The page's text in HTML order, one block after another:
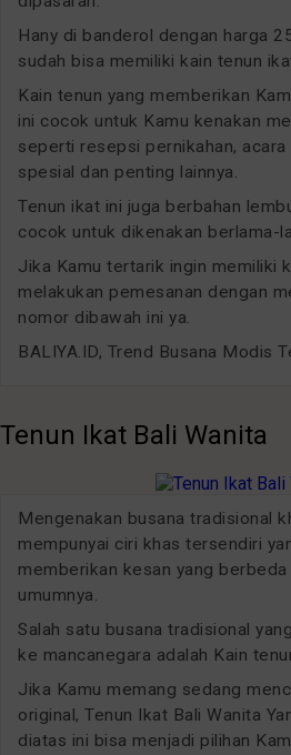
Hany di banderol dengan harga
sudah bisa memiliki kain tenun
Kain tenun yang memberikan
ini cocok untuk Kamu kenakan
seperti resepsi pernikahan, acara
spesial dan penting lainnya.
Tenun ikat ini juga berbahan
cocok untuk dikenakan berlama-
Jika Kamu tertarik ingin memiliki
melakukan pemesanan dengan
nomor dibawah ini ya.
BALIYA.ID, Trend Busana Modis
Tenun Ikat Bali Wanita
Mengenakan busana tradisional
mempunyai ciri khas tersendiri
memberikan kesan yang
umumnya.
Salah satu busana tradisional
ke mancanegara adalah Kain
Jika Kamu memang sedang
original, Tenun Ikat Bali Wanita
diatas ini bisa menjadi pilihan